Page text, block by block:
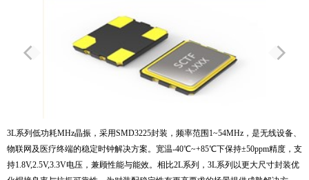
3L系列低功耗MHz晶振，采用SMD3225封装，频率范围1~54MHz，是无线设备、
物联网及医疗终端的稳定时钟解决方案。宽温-40℃~+85℃下保持±50ppm精度，支
持1.8V,2.5V,3.3V电压，兼顾性能与能效。相比2L系列，3L系列以更大尺寸封装优